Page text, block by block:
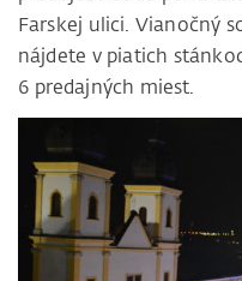
Farskej ulici. Vianočný
nájdete v piatich
6 predajných miest.